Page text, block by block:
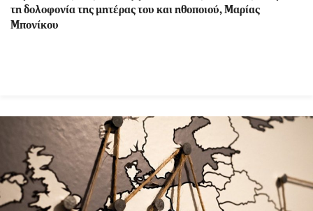
τη δολοφονία της μητέρας του και ηθοποιού, Μαρίας
Μπονίκου